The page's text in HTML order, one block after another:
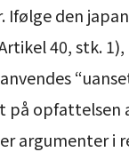
Ifølge den
40, stk.
på opfattelsen
argumenter i